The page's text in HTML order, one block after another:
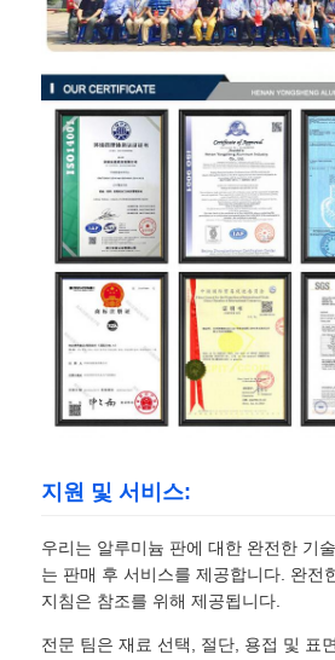
지원 및 서비스:
우리는 알루미늄 판에 대한 완전한 기
는 판매 후 서비스를 제공합니다. 완전
지침은 참조를 위해 제공됩니다.
전문 팀은 재료 선택, 절단, 용접 및 표